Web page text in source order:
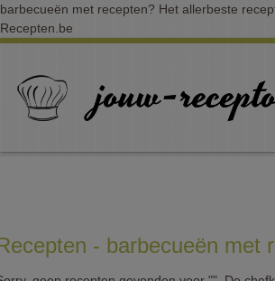
barbecueën met recepten? Het allerbeste
Recepten.be
- barbecueën met